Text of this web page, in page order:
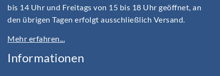
bis 14 Uhr und Freitags von 15 bis 18 Uhr geöffnet, an
den übrigen Tagen erfolgt ausschließlich Versand.
Mehr erfahren...
Informationen